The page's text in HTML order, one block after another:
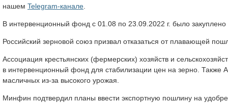
нашем Telegram-канале
В интервенционный фонд с 01.08 по 23.09.2022 г. было
Российский зерновой союз призвал отказаться от плавающей
Ассоциация крестьянских (фермерских) хозяйств и
в интервенционный фонд для стабилизации цен на зерно.
масличных из-за высокого урожая.
Минфин подтвердил планы ввести экспортную пошлину на